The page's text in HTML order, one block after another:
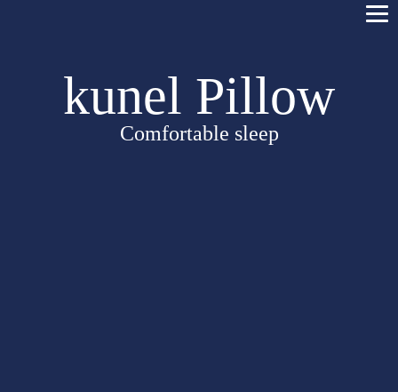
kunel Pillow
Comfortable sleep